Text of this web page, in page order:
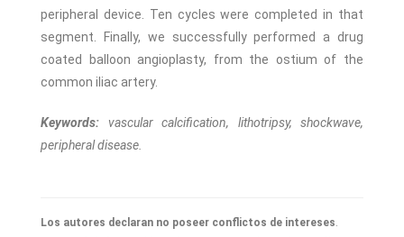
peripheral device. Ten cycles were completed in that
segment. Finally, we successfully performed a drug
coated balloon angioplasty, from the ostium of the
common iliac artery.
Keywords: vascular calcification, lithotripsy, shockwave,
peripheral disease.
Los autores declaran no poseer conflictos de intereses.